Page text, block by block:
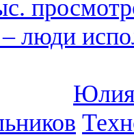
люди
Юлия